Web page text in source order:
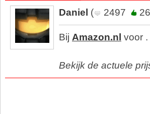
Daniel ( 2497
Bij Amazon.nl voor
Bekijk de actuele